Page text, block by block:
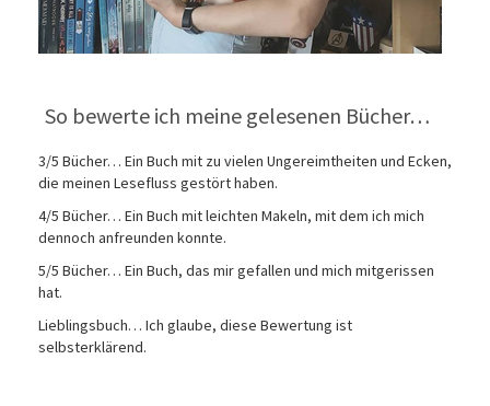
So bewerte ich meine gelesenen Bücher…
3/5 Bücher… Ein Buch mit zu vielen Ungereimtheiten und Ecken,
die meinen Lesefluss gestört haben.
4/5 Bücher… Ein Buch mit leichten Makeln, mit dem ich mich
dennoch anfreunden konnte.
5/5 Bücher… Ein Buch, das mir gefallen und mich mitgerissen
hat.
Lieblingsbuch… Ich glaube, diese Bewertung ist
selbsterklärend.